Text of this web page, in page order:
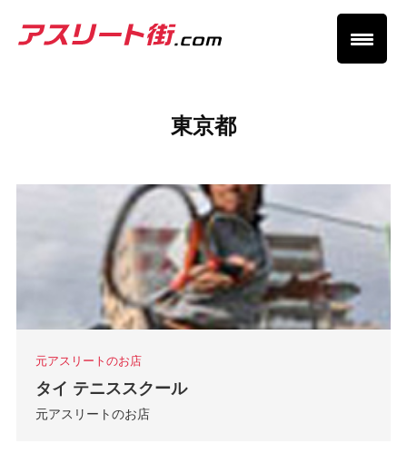
東京都
元アスリートのお店
タイ テニススクール
元アスリートのお店